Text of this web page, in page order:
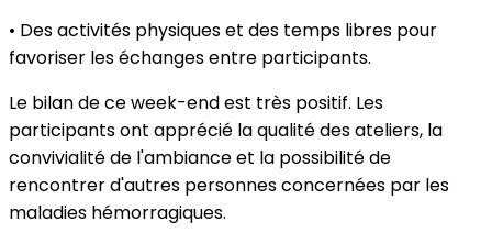
• Des activités physiques et des temps libres pour
favoriser les échanges entre participants.
Le bilan de ce week-end est très positif. Les
participants ont apprécié la qualité des ateliers, la
convivialité de l'ambiance et la possibilité de
rencontrer d'autres personnes concernées par les
maladies hémorragiques.